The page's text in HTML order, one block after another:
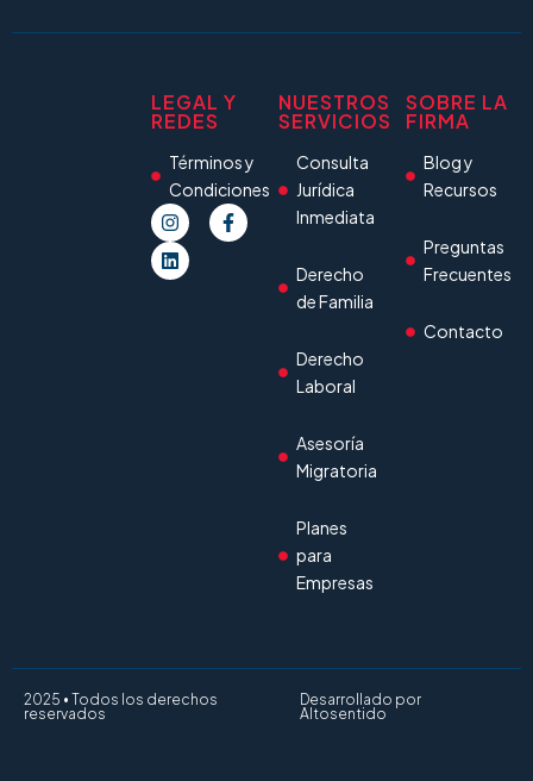
LEGAL Y
REDES
Términos y
Condiciones
NUESTROS
SERVICIOS
Consulta
Jurídica
Inmediata
Derecho
de Familia
Derecho
Laboral
Asesoría
Migratoria
Planes
para
Empresas
SOBRE LA
FIRMA
Blog y
Recursos
Preguntas
Frecuentes
Contacto
2025 • Todos los derechos
reservados
Desarrollado por
Altosentido